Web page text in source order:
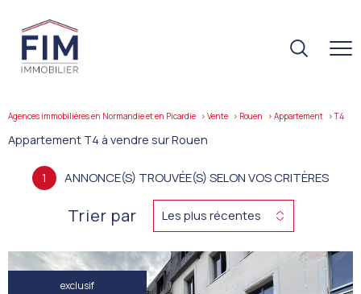
Agences immobilières en Normandie et en Picardie Vente Rouen Appartement t4
Appartement T4 à vendre sur Rouen
1 ANNONCE(S) TROUVÉE(S) SELON VOS CRITÈRES
Trier par Les plus récentes
exclusif